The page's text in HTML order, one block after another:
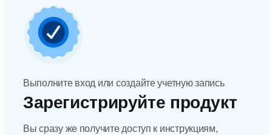
Выполните вход или создайте учетную запись
Зарегистрируйте продукт
Вы сразу же получите доступ к инструкциям,